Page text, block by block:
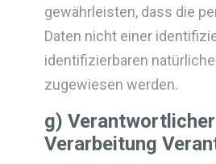
gewährleisten, dass die
Daten nicht einer
identifizierbaren
zugewiesen werden.
g)
Verarbeitung